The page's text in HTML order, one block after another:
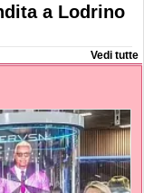
a Lodrino
Vedi tutte